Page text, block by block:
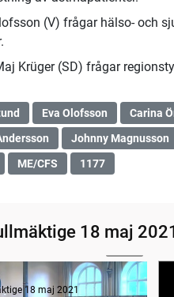
(V) frågar hälso- och
Krüger (SD) frågar
Eva Olofsson Carina
Johnny Magnusson
ME/CFS 1177
18 maj 2021
formalia
18 maj 2021